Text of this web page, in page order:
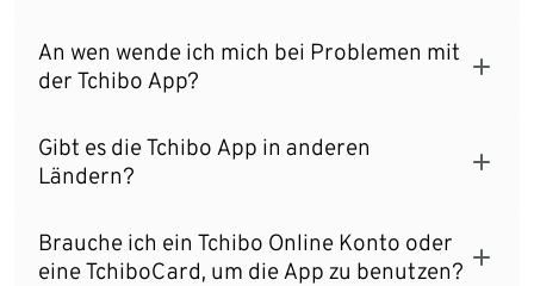
An wen wende ich mich bei Problemen mit
der Tchibo App?
Gibt es die Tchibo App in anderen
Ländern?
Brauche ich ein Tchibo Online Konto oder
eine TchiboCard, um die App zu benutzen?